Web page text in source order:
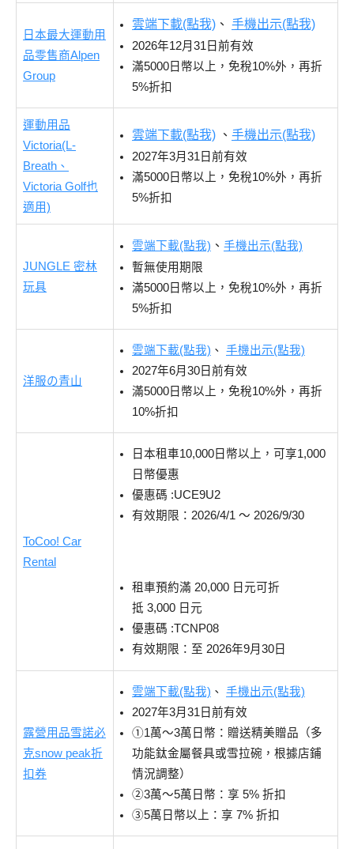
日本最大運動用
品零售商Alpen
Group
雲端下載(點我) 、 手機出示(點我)
2026年12月31日前有效
滿5000日幣以上，免稅10%外，再折
5%折扣
運動用品
Victoria(L-
Breath、
Victoria Golf也
適用)
雲端下載(點我) 、 手機出示(點我)
2027年3月31日前有效
滿5000日幣以上，免稅10%外，再折
5%折扣
JUNGLE 密林
玩具
雲端下載(點我) 、 手機出示(點我)
暫無使用期限
滿5000日幣以上，免稅10%外，再折
5%折扣
洋服の青山
雲端下載(點我) 、 手機出示(點我)
2027年6月30日前有效
滿5000日幣以上，免稅10%外，再折
10%折扣
ToCoo! Car
Rental
日本租車10,000日幣以上，可享1,000
日幣優惠
優惠碼 :UCE9U2
有效期限：2026/4/1 ～ 2026/9/30
租車預約滿 20,000 日元可折
抵 3,000 日元
優惠碼 :TCNP08
有效期限：至 2026年9月30日
露營用品雪諾必
克snow peak折
扣券
雲端下載(點我) 、 手機出示(點我)
2027年3月31日前有效
①1萬～3萬日幣：贈送精美贈品（多
功能鈦金屬餐具或雪拉碗，根據店鋪
情況調整）
②3萬～5萬日幣：享 5% 折扣
③5萬日幣以上：享 7% 折扣